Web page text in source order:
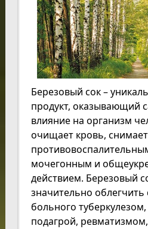
Березовый сок –
продукт, оказывающий
влияние на организм
очищает кровь,
мочегонным и
действием. Березовый
значительно облегчить
больного
подагрой,